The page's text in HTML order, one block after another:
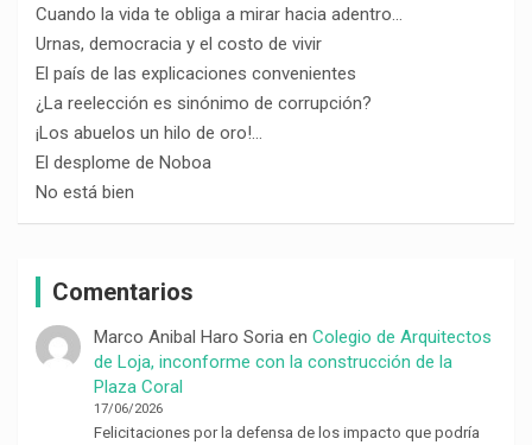
Cuando la vida te obliga a mirar hacia adentro…
Urnas, democracia y el costo de vivir
El país de las explicaciones convenientes
¿La reelección es sinónimo de corrupción?
¡Los abuelos un hilo de oro!…
El desplome de Noboa
No está bien
Comentarios
Marco Anibal Haro Soriaen Colegio de Arquitectos
de Loja, inconforme con la construcción de la
Plaza Coral
17/06/2026
Felicitaciones por la defensa de los impacto que podría